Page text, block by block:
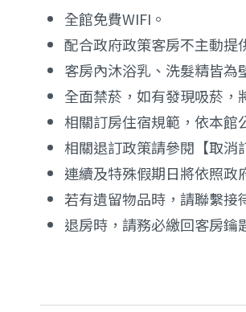
全館免費WIFI。
配合政府政策客房不主動提
客房內沐浴乳、洗髮精皆為
全面禁菸，如有發現吸菸，
相關訂房住宿規範，依本館
相關退訂政策請參閱【取消
連續及特殊假期日將依照政
若有遺留物品時，請聯繫接
退房時，請務必繳回客房鑰